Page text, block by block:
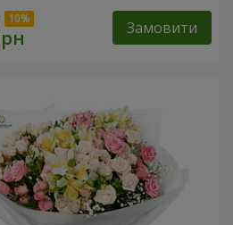
Замовити